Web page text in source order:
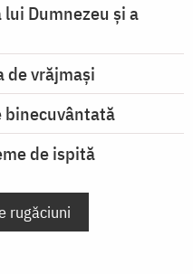
Dumnezeu şi a
de vrăjmași
binecuvântată
de ispită
rugăciuni